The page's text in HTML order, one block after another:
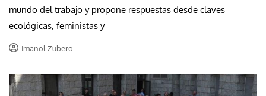
mundo del trabajo y propone respuestas desde claves
ecológicas, feministas y
Imanol Zubero